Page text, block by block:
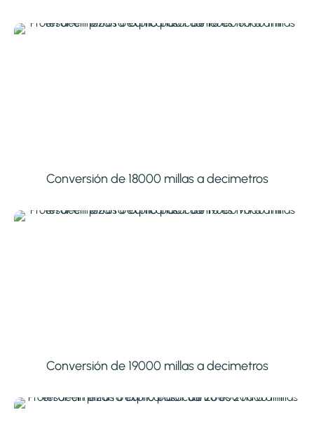
Conversión de 18000 millas a decimetros
Conversión de 19000 millas a decimetros